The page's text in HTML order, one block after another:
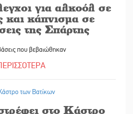
για αλκοόλ σε
και κάπνισμα σε
της Σπάρτης
που βεβαιώθηκαν
στο Κάστρο